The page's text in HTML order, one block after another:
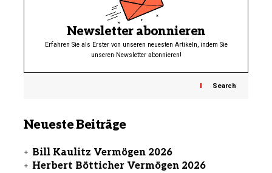
Newsletter abonnieren
Erfahren Sie als Erster von unseren neuesten Artikeln, indem Sie
unseren Newsletter abonnieren!
Search
Neueste Beiträge
Bill Kaulitz Vermögen 2026
Herbert Bötticher Vermögen 2026